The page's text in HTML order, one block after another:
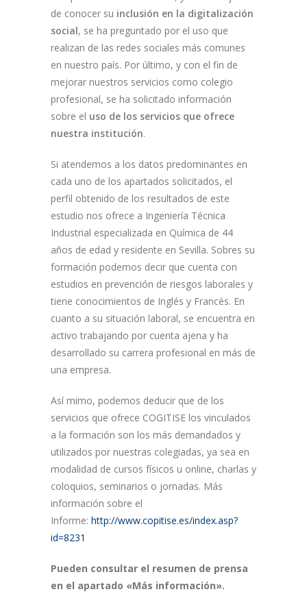
de conocer su inclusión en la digitalización
social, se ha preguntado por el uso que
realizan de las redes sociales más comunes
en nuestro país. Por último, y con el fin de
mejorar nuestros servicios como colegio
profesional, se ha solicitado información
sobre el uso de los servicios que ofrece
nuestra institución.
Si atendemos a los datos predominantes en
cada uno de los apartados solicitados, el
perfil obtenido de los resultados de este
estudio nos ofrece a Ingeniería Técnica
Industrial especializada en Química de 44
años de edad y residente en Sevilla. Sobres su
formación podemos decir que cuenta con
estudios en prevención de riesgos laborales y
tiene conocimientos de Inglés y Francés. En
cuanto a su situación laboral, se encuentra en
activo trabajando por cuenta ajena y ha
desarrollado su carrera profesional en más de
una empresa.
Así mimo, podemos deducir que de los
servicios que ofrece COGITISE los vinculados
a la formación son los más demandados y
utilizados por nuestras colegiadas, ya sea en
modalidad de cursos físicos u online, charlas y
coloquios, seminarios o jornadas. Más
información sobre el
Informe: http://www.copitise.es/index.asp?
id=8231
Pueden consultar el resumen de prensa
en el apartado «Más información».